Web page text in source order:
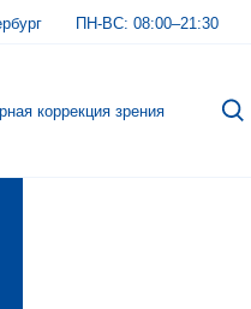
ПН-ВС: 08:00–21:30
коррекция зрения